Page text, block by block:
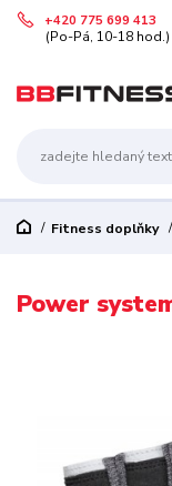
+420 775 699 413
(Po-Pá, 10-18 hod.)
Fitness doplňky
Power